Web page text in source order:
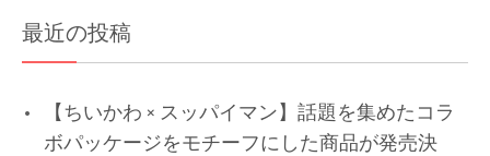
ョ
ン
最近の投稿
【ちいかわ × スッパイマン】話題を集めたコラ
ボパッケージをモチーフにした商品が発売決